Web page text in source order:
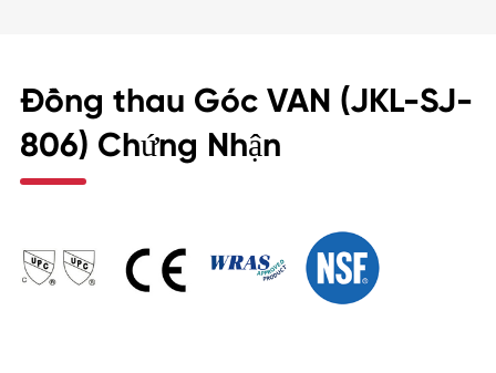
Đồng thau Góc VAN (JKL-SJ-
806) Chứng Nhận